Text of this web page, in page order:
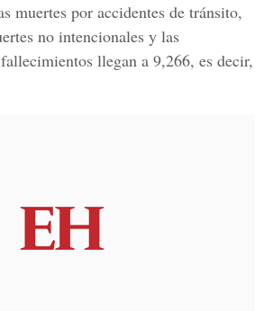
muertes por accidentes de tránsito,
no intencionales y las
llegan a 9,266, es decir,